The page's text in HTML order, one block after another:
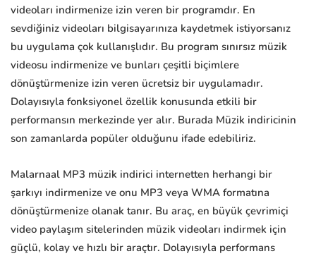
videoları indirmenize izin veren bir programdır. En
sevdiğiniz videoları bilgisayarınıza kaydetmek istiyorsanız
bu uygulama çok kullanışlıdır. Bu program sınırsız müzik
videosu indirmenize ve bunları çeşitli biçimlere
dönüştürmenize izin veren ücretsiz bir uygulamadır.
Dolayısıyla fonksiyonel özellik konusunda etkili bir
performansın merkezinde yer alır. Burada Müzik indiricinin
son zamanlarda popüler olduğunu ifade edebiliriz.
Malarnaal MP3 müzik indirici internetten herhangi bir
şarkıyı indirmenize ve onu MP3 veya WMA formatına
dönüştürmenize olanak tanır. Bu araç, en büyük çevrimiçi
video paylaşım sitelerinden müzik videoları indirmek için
güçlü, kolay ve hızlı bir araçtır. Dolayısıyla performans